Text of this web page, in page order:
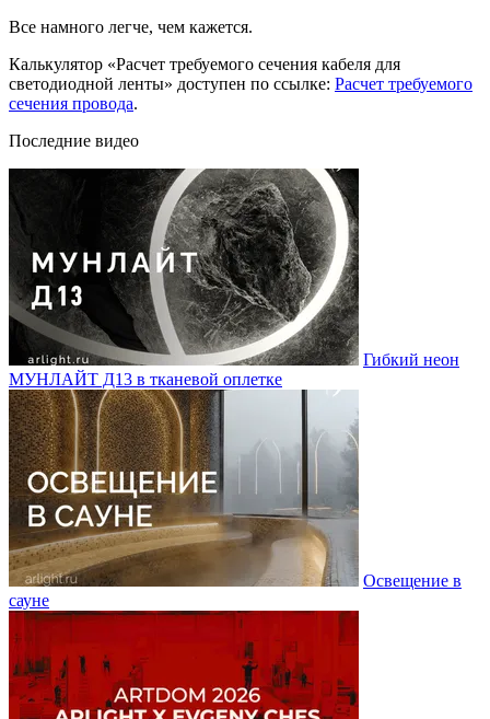
Все намного легче, чем кажется.
Калькулятор «Расчет требуемого сечения кабеля для
светодиодной ленты» доступен по ссылке: Расчет требуемого
сечения провода.
Последние видео
Гибкий неон
МУНЛАЙТ Д13 в тканевой оплетке
Освещение в
сауне